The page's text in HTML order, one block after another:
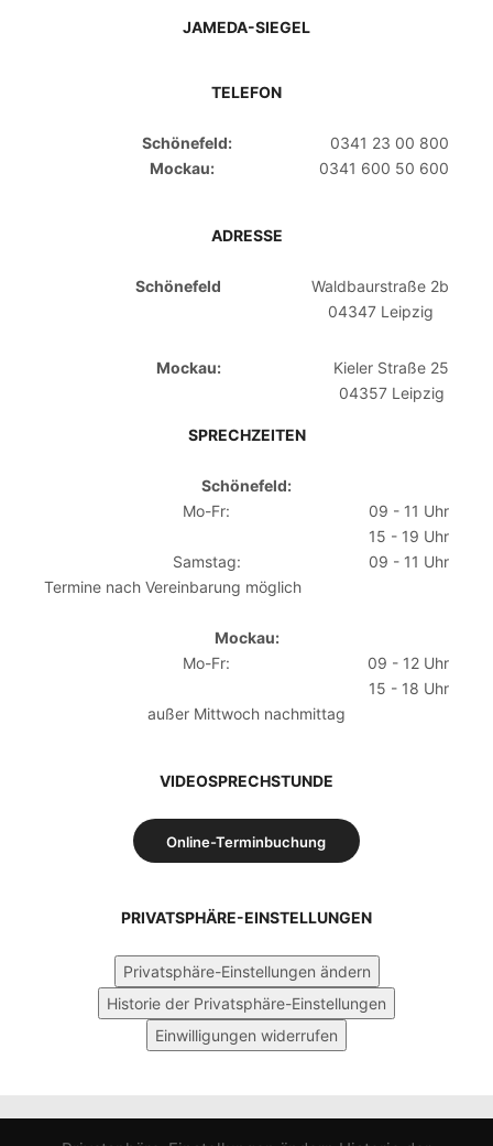
JAMEDA-SIEGEL
TELEFON
Schönefeld:
0341 23 00 800
Mockau:
0341 600 50 600
ADRESSE
Schönefeld
Waldbaurstraße 2b
04347 Leipzig
Mockau:
Kieler Straße 25
04357 Leipzig
SPRECHZEITEN
Schönefeld:
Mo-Fr:
09 - 11 Uhr
15 - 19 Uhr
Samstag:
09 - 11 Uhr
Termine nach Vereinbarung möglich
Mockau:
Mo-Fr:
09 - 12 Uhr
15 - 18 Uhr
außer Mittwoch nachmittag
VIDEOSPRECHSTUNDE
Online-Terminbuchung
PRIVATSPHÄRE-EINSTELLUNGEN
Privatsphäre-Einstellungen ändern
Historie der Privatsphäre-Einstellungen
Einwilligungen widerrufen